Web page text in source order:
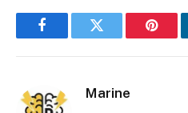
FacebookTwitter
Marine